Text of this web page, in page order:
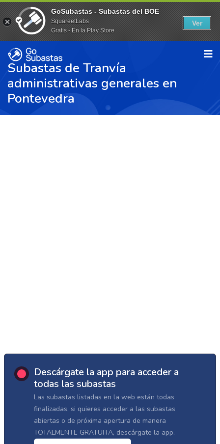
Subastas de Tranvía
administrativas generales en
Pontevedra
Descárgate la app para acceder a
todas las subastas
Las subastas listadas en la web están todas
finalizadas, si quieres acceder a las subastas
abiertas o de próxima apertura de manera
TOTALMENTE GRATUITA, descárgate la app.
GoSubastas - Subastas del BOE
SquareetLabs
Gratis - En la Play Store
Ver